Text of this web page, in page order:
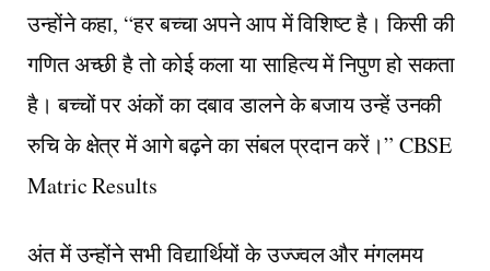
उन्होंने कहा, “हर बच्चा अपने आप में विशिष्ट है। किसी की
गणित अच्छी है तो कोई कला या साहित्य में निपुण हो सकता
है। बच्चों पर अंकों का दबाव डालने के बजाय उन्हें उनकी
रुचि के क्षेत्र में आगे बढ़ने का संबल प्रदान करें।” CBSE
Matric Results
​अंत में उन्होंने सभी विद्यार्थियों के उज्ज्वल और मंगलमय